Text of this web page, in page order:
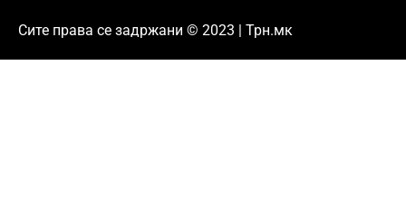
Сите права се задржани © 2023 | Трн.мк